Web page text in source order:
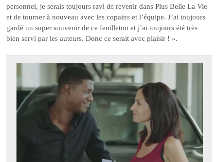
personnel, je serais toujours ravi de revenir dans Plus Belle La Vie
et de tourner à nouveau avec les copains et l’équipe. J’ai toujours
gardé un super souvenir de ce feuilleton et j’ai toujours été très
bien servi par les auteurs. Donc ce serait avec plaisir ! ».